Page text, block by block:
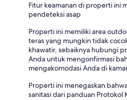
Fitur keamanan di properti ini
pendeteksi asap
Properti ini memiliki area
teras yang mungkin tidak
khawatir, sebaiknya hubungi
Anda untuk mengonfirmasi
mengakomodasi Anda di
Properti ini menegaskan
sanitasi dari panduan Protokol